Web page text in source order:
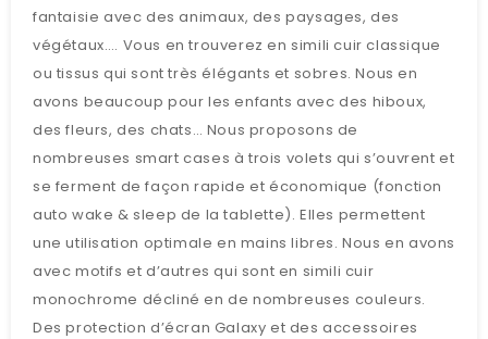
fantaisie avec des animaux, des paysages, des
végétaux…. Vous en trouverez en simili cuir classique
ou tissus qui sont très élégants et sobres. Nous en
avons beaucoup pour les enfants avec des hiboux,
des fleurs, des chats… Nous proposons de
nombreuses smart cases à trois volets qui s’ouvrent et
se ferment de façon rapide et économique (fonction
auto wake & sleep de la tablette). Elles permettent
une utilisation optimale en mains libres. Nous en avons
avec motifs et d’autres qui sont en simili cuir
monochrome décliné en de nombreuses couleurs.
Des protection d’écran Galaxy et des accessoires